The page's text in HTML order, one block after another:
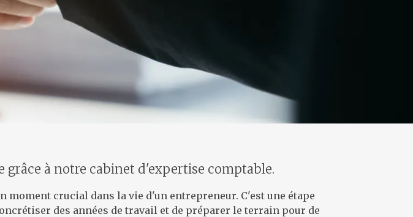
grâce à notre cabinet d'expertise comptable.
crucial dans la vie d'un entrepreneur. C'est une étape
des années de travail et de préparer le terrain pour de